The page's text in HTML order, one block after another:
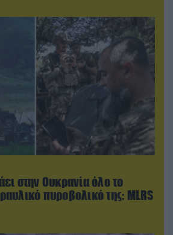
στην Ουκρανία όλο το
πυροβολικό της: MLRS